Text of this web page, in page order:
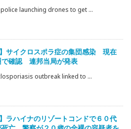
launching drones to get ...
】サイクロスポラ症の集団感染 現在
で確認 連邦当局が発表
outbreak linked to ...
ラハイナのリゾートコンドで６０代